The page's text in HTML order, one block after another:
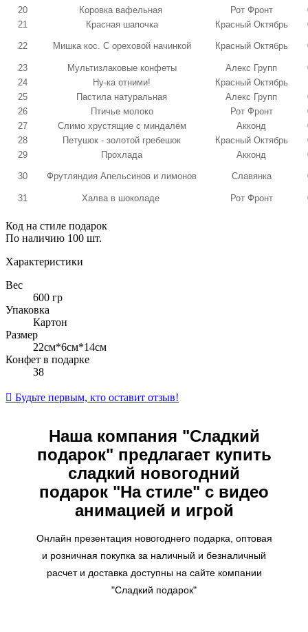
20 Коровка вафельная Рот Фронт
21
Красная шапочка Красный Октябрь
22 Мишка кос. С ореховой начинкой Красный Октябрь
23 Мультизлаковые конфеты Алекс Групп
24
Ну-ка отними! Красный Октябрь
25
Пастила натуральная Алекс Групп
26
Птичье молоко Рот Фронт
27
Слимо хрустящие с миндалём Акконд
28
Петушок - золотой гребешок Красный Октябрь
29
Прохлада Акконд
30 Фрутляндия Апельсинов и лимонов Славянка
31 Халва в шоколаде Рот Фронт
Код на стиле подарок
По наличию 100 шт.
Характеристики
Вес
600 гр
Упаковка
Картон
Размер
22см*6см*14см
Конфет в подарке
38
 Будьте первым, кто оставит отзыв!
Наша компания "Сладкий
подарок" предлагает купить
сладкий новогодний
подарок "На стиле" с видео
анимацией и игрой
Онлайн презентация новогоднего подарка, оптовая
и розничная покупка за наличный и безналичный
расчет и доставка доступны на сайте компании
"Сладкий подарок"